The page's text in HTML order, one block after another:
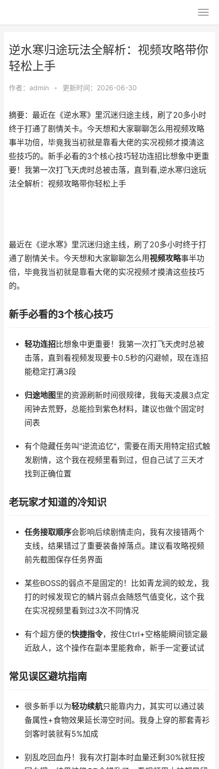
逆水寒归途玩法全解析：视频攻略带你
轻松上手
作者： admin • 更新时间：2026-06-30
摘要：最近在《逆水寒》里沉迷归途主线，刷了20多小时
终于打通了剧情关卡。今天想和大家聊聊怎么用视频攻略
事半功倍，毕竟我当初就是靠看大佬的实况视频才摸清这
些技巧的。新手必看的3个核心技巧轻功连招比想象中更重
要！我第一次打飞天虎时总被击落，直到看,逆水寒归途玩
法全解析：视频攻略带你轻松上手
最近在《逆水寒》里沉迷归途主线，刷了20多小时终于打
通了剧情关卡。今天想和大家聊聊怎么用视频攻略事半功
倍，毕竟我当初就是靠看大佬的实况视频才摸清这些技巧
的。
新手必看的3个核心技巧
轻功连招比想象中更重要！我第一次打飞天虎时总被
击落，直到看视频发现要卡0.5秒的闪避帧，现在连招
能稳定打满3段
归途地图 里的资源刷新时间很规律，我每天凌晨3点定
闹钟去荒野，总能捡到紫色材料，建议也做个固定时
间表
有个隐藏任务叫"逆流追忆"，需要在雨天用特定招式触
发剧情，这个我在视频里看到过，但自己试了三天才
找到正确位置
老玩家才知道的冷知识
任务接取顺序会影响后续剧情走向，我有次接错两个
支线，结果错过了重要装备掉落点。建议看攻略视频
前先截图保存任务界面
某些BOSS的弱点不是固定的！比如青龙涧的蛟龙，我
打的时候发现它的鳞片弱点会随怒气值变化，这个我
在实况视频里看到过3次不同情况
有个超方便的快捷指令，按住Ctrl+空格能瞬间锁定最
近敌人，这个操作在副本里能救命，新手一定要试试
常见误区避坑指南
很多新手以为轻功续航只能靠内力，其实可以通过装
备属性+食物效果延长滞空时间。我身上穿的那套青衫
剑客时装就有5%加成
别乱吃回血丹！我有次打副本时血量还剩30%就狂按